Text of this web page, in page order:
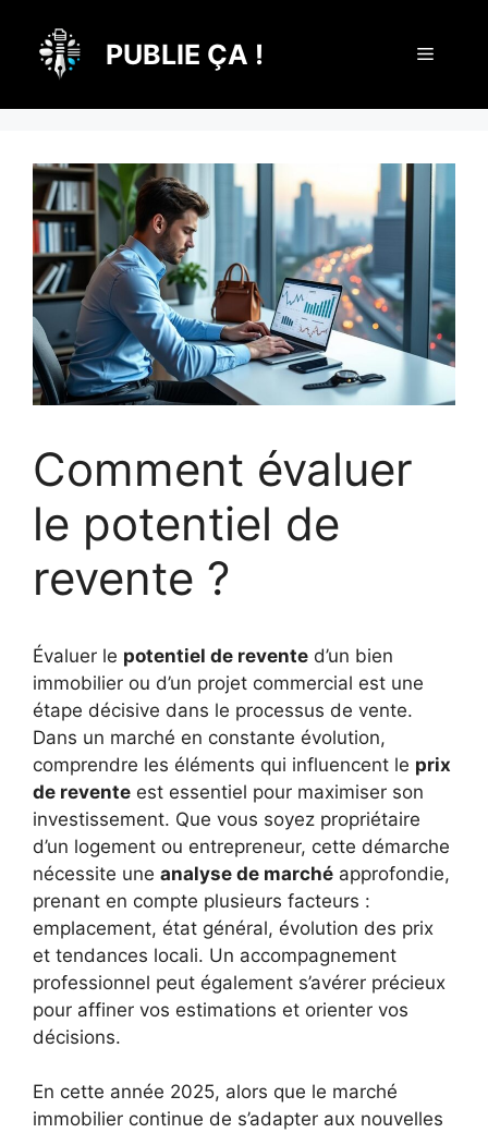
contenu
PUBLIE ÇA ! Menu
Comment évaluer
le potentiel de
revente ?
Évaluer le potentiel de revente d’un bien
immobilier ou d’un projet commercial est une
étape décisive dans le processus de vente.
Dans un marché en constante évolution,
comprendre les éléments qui influencent le prix
de revente est essentiel pour maximiser son
investissement. Que vous soyez propriétaire
d’un logement ou entrepreneur, cette démarche
nécessite une analyse de marché approfondie,
prenant en compte plusieurs facteurs :
emplacement, état général, évolution des prix
et tendances locali. Un accompagnement
professionnel peut également s’avérer précieux
pour affiner vos estimations et orienter vos
décisions.
En cette année 2025, alors que le marché
immobilier continue de s’adapter aux nouvelles